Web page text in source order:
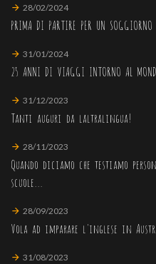
28/02/2024
PRIMA DI PARTIRE PER UN SOGGIORNO
31/01/2024
25 ANNI DI VIAGGI INTORNO AL
31/12/2023
Tanti auguri da laltralingua!
28/11/2023
Quando diciamo che testiamo
scuole...
28/09/2023
Vola ad imparare l'inglese in
31/08/2023